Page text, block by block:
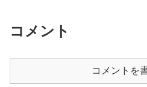
コメント
コメントを